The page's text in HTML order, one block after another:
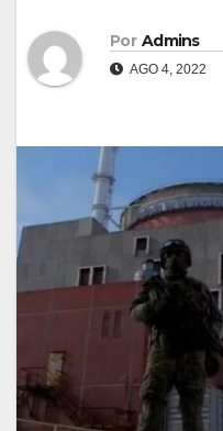
Por Admins
AGO 4, 2022